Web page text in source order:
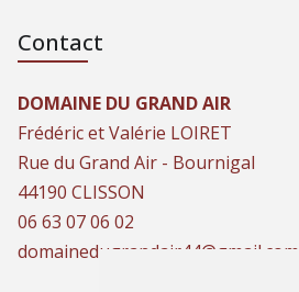
Contact
DOMAINE DU GRAND AIR
Frédéric et Valérie LOIRET
Rue du Grand Air - Bournigal
44190 CLISSON
06 63 07 06 02
domainedugrandair44@gmail.com